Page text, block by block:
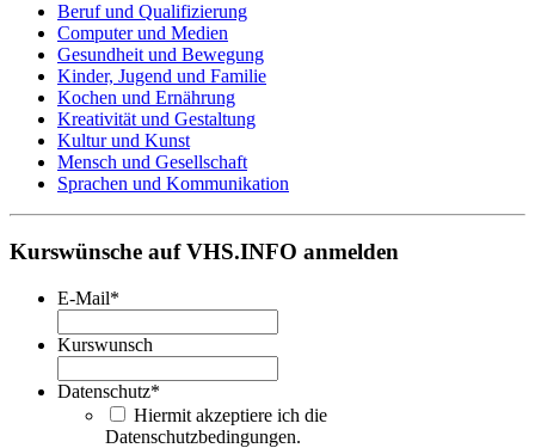
Beruf und Qualifizierung
Computer und Medien
Gesundheit und Bewegung
Kinder, Jugend und Familie
Kochen und Ernährung
Kreativität und Gestaltung
Kultur und Kunst
Mensch und Gesellschaft
Sprachen und Kommunikation
Kurswünsche auf VHS.INFO anmelden
E-Mail*
Kurswunsch
Datenschutz*
Hiermit akzeptiere ich die
Datenschutzbedingungen.